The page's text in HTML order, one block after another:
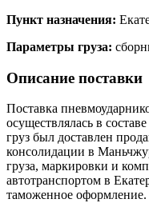
Пункт назначения:
Параметры груза:
Описание поставки
Поставка
осуществлялась в
груз был доставлен
консолидации в
груза, маркировки и
автотранспортом в
таможенное оформление.